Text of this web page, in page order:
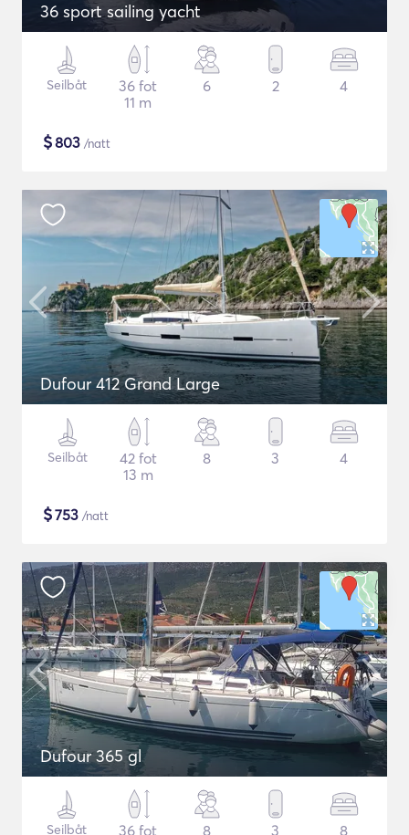
36 sport sailing yacht
Seilbåt
36 fot
11 m
6 2 4
$803 /natt
Dufour 412 Grand Large
Seilbåt
42 fot
13 m
8 3 4
$753 /natt
Dufour 365 gl
Seilbåt
36 fot
8 3 8